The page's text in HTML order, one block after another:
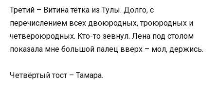
Третий – Витина тётка из Тулы. Долго, с
перечислением всех двоюродных, троюродных и
четвероюродных. Кто-то зевнул. Лена под столом
показала мне большой палец вверх – мол, держись.
Четвёртый тост – Тамара.